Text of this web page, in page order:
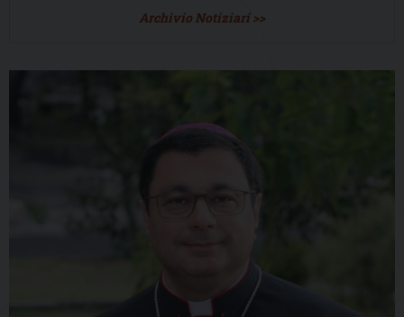
Archivio Notiziari >>